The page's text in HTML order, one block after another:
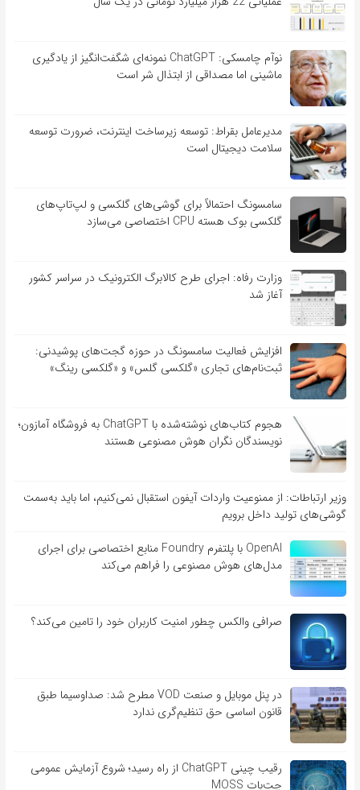
نوآم چامسکی: ChatGPT نمونه‌ای شگفت‌انگیز از یادگیری
ماشینی اما مصداقی از ابتذال شر است
مدیرعامل بقراط: توسعه زیرساخت اینترنت، ضرورت توسعه
سلامت دیجیتال است
سامسونگ احتمالاً برای گوشی‌های گلکسی و لپ‌تاپ‌های
گلکسی بوک هسته CPU اختصاصی می‌سازد
وزارت رفاه: اجرای طرح کالابرگ الکترونیک در سراسر کشور
آغاز شد
افزایش فعالیت سامسونگ در حوزه گجت‌های پوشیدنی:
ثبت‌نام‌های تجاری «گلکسی گلس» و «گلکسی رینگ»
هجوم کتاب‌های نوشته‌شده با ChatGPT به فروشگاه آمازون؛
نویسندگان نگران هوش مصنوعی هستند
وزیر ارتباطات: از ممنوعیت واردات آیفون استقبال نمی‌کنیم، اما باید به‌سمت
گوشی‌های تولید داخل برویم
OpenAI با پلتفرم Foundry منابع اختصاصی برای اجرای
مدل‌های هوش مصنوعی را فراهم می‌کند
صرافی والکس چطور امنیت کاربران خود را تامین می‌کند؟
در پنل موبایل و صنعت VOD مطرح شد: صداوسیما طبق
قانون اساسی حق تنظیم‌گری ندارد
رقیب چینی ChatGPT از راه رسید؛ شروع آزمایش عمومی
چت‌بات MOSS